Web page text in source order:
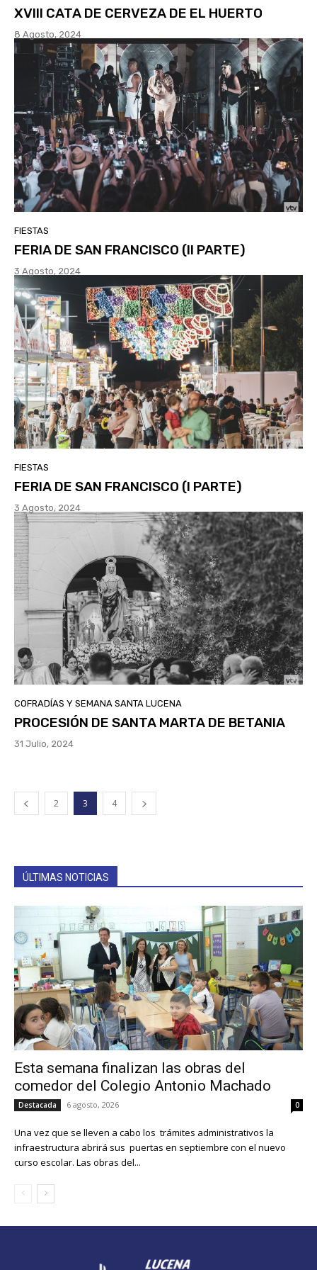
XVIII CATA DE CERVEZA DE EL HUERTO
8 Agosto, 2024
FIESTAS
FERIA DE SAN FRANCISCO (II PARTE)
3 Agosto, 2024
FIESTAS
FERIA DE SAN FRANCISCO (I PARTE)
3 Agosto, 2024
COFRADÍAS Y SEMANA SANTA LUCENA
PROCESIÓN DE SANTA MARTA DE BETANIA
31 Julio, 2024
2 3 4
ÚLTIMAS NOTICIAS
Esta semana finalizan las obras del
comedor del Colegio Antonio Machado
Destacada 6 agosto, 2026 0
Una vez que se lleven a cabo los trámites administrativos la
infraestructura abrirá sus puertas en septiembre con el nuevo
curso escolar. Las obras del...